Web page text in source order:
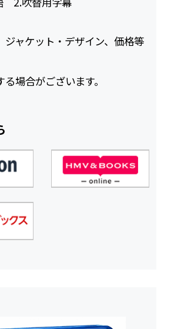
ャケット・デザイン、価格等
場合がございます。